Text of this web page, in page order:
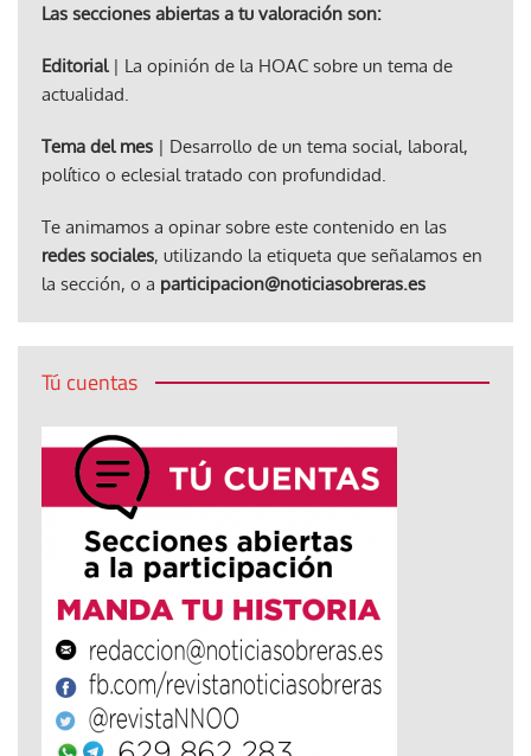
Las secciones abiertas a tu valoración son:
Editorial| La opinión de la HOAC sobre un tema de
actualidad.
Tema del mes | Desarrollo de un tema social, laboral,
político o eclesial tratado con profundidad.
Te animamos a opinar sobre este contenido en las
redes sociales, utilizando la etiqueta que señalamos en
la sección, o a participacion@noticiasobreras.es
Tú cuentas